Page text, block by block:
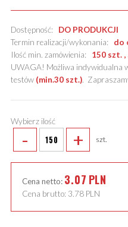
Dostępność: DO PRODUKCJI
Termin realizacji/wykonania: do
Ilość min. zamówienia: 150 szt.
UWAGA! Możliwa indywidualna
testów (min.30 szt.).
Wybierz ilość
- + szt.
Cena netto: 3.07 PLN
Cena brutto: 3.78 PLN